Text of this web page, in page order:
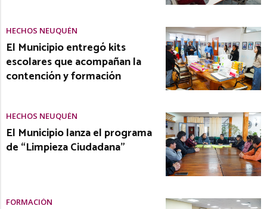
HECHOS NEUQUÉN
El Municipio entregó kits
escolares que acompañan la
contención y formación
HECHOS NEUQUÉN
El Municipio lanza el programa
de “Limpieza Ciudadana”
FORMACIÓN